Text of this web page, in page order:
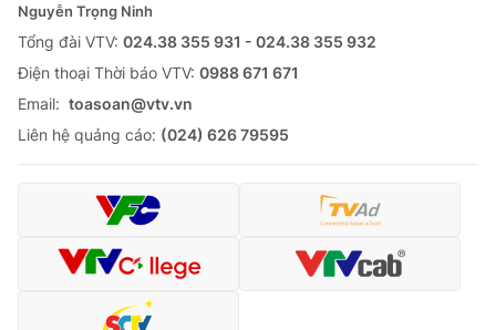
Nguyễn Trọng Ninh
Tổng đài VTV: 024.38 355 931 - 024.38 355 932
Ðiện thoại Thời báo VTV: 0988 671 671
Email: toasoan@vtv.vn
Liên hệ quảng cáo: (024) 626 79595